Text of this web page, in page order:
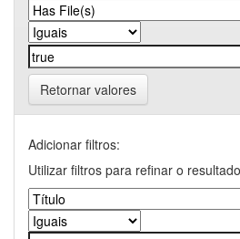
Retornar valores
Adicionar filtros:
Utilizar filtros para refinar o